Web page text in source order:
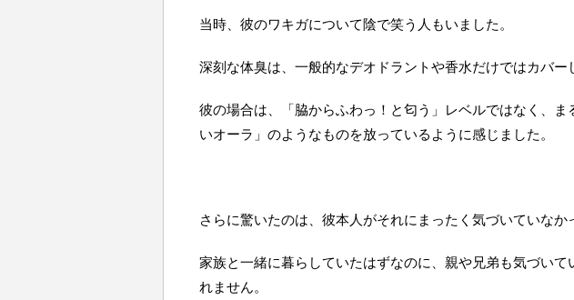
当時、彼のワキガについて陰で笑う人もいました。
深刻な体臭は、一般的なデオドラントや香水だけではカバー
彼の場合は、「脇からふわっ！と匂う」レベルではなく、ま
いオーラ」のようなものを放っているように感じました。
さらに驚いたのは、彼本人がそれにまったく気づいていなか
家族と一緒に暮らしていたはずなのに、親や兄弟も気づいて
れません。